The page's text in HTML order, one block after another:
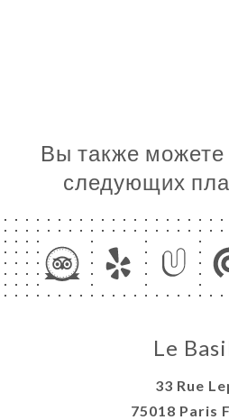
Вы также можете
следующих
Le
33 Rue
75018 Paris